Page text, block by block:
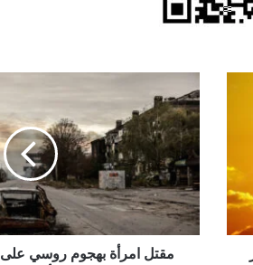
امرأة
بهجوم
روسي
على
محطات
للوقود
في
أوكرانيا
مقتل امرأة بهجوم روسي